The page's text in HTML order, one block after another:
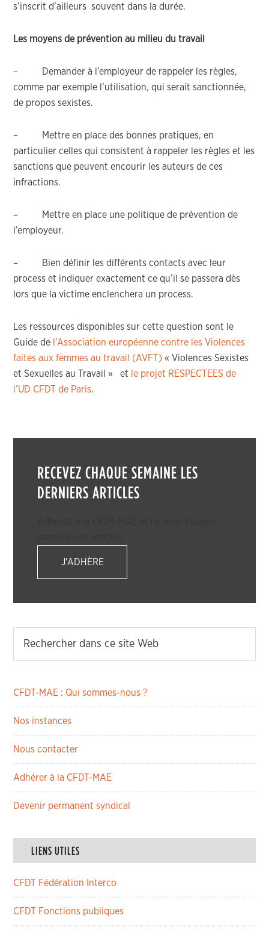
s’inscrit d’ailleurs souvent dans la durée.
Les moyens de prévention au milieu du travail
– Demander à l’employeur de rappeler les règles,
comme par exemple l’utilisation, qui serait sanctionnée,
de propos sexistes.
– Mettre en place des bonnes pratiques, en
particulier celles qui consistent à rappeler les règles et les
sanctions que peuvent encourir les auteurs de ces
infractions.
– Mettre en place une politique de prévention de
l’employeur.
– Bien définir les différents contacts avec leur
process et indiquer exactement ce qu’il se passera dès
lors que la victime enclenchera un process.
Les ressources disponibles sur cette question sont le
Guide de l’Association européenne contre les Violences
faites aux femmes au travail (AVFT) « Violences Sexistes
et Sexuelles au Travail » et le projet RESPECTEES de
l’UD CFDT de Paris.
RECEVEZ CHAQUE SEMAINE LES
DERNIERS ARTICLES
J'ADHÈRE
CFDT-MAE : Qui sommes-nous ?
Nos instances
Nous contacter
Adhérer à la CFDT-MAE
Devenir permanent syndical
LIENS UTILES
CFDT Fédération Interco
CFDT Fonctions publiques